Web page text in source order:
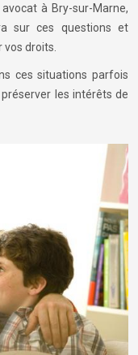
à Bry-sur-Marne,
sur ces questions et
droits.
ces situations parfois
les intérêts de